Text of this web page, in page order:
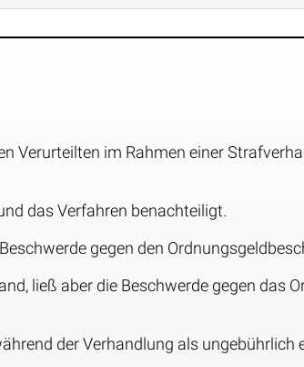
Verurteilten im Rahmen einer
das Verfahren benachteiligt.
gegen den
ließ aber die Beschwerde gegen das
der Verhandlung als ungebührlich